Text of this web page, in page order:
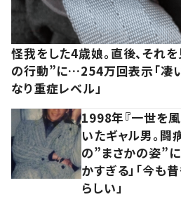
怪我をした4歳娘。直後、それ
の行動”に…254万回表示「凄い
なり重症レベル」
1998年『一世を
いたギャル男。闘
の”まさかの姿”に…
かすぎる」「今も
らしい」